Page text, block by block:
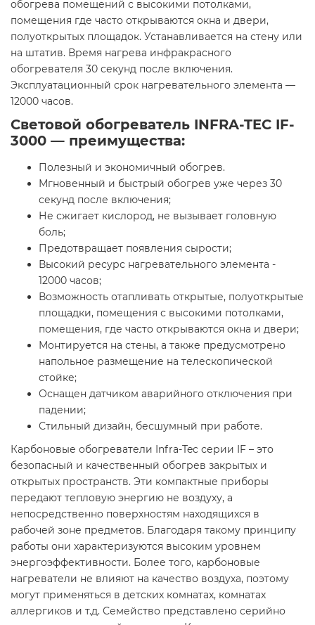
обогрева помещений с высокими потолками,
помещения где часто открываются окна и двери,
полуоткрытых площадок. Устанавливается на стену или
на штатив. Время нагрева инфракрасного
обогревателя 30 секунд после включения.
Эксплуатационный срок нагревательного элемента —
12000 часов.
Световой обогреватель INFRA-TEC IF-
3000 — преимущества:
Полезный и экономичный обогрев.
Мгновенный и быстрый обогрев уже через 30
секунд после включения;
Не сжигает кислород, не вызывает головную
боль;
Предотвращает появления сырости;
Высокий ресурс нагревательного элемента -
12000 часов;
Возможность отапливать открытые, полуоткрытые
площадки, помещения с высокими потолками,
помещения, где часто открываются окна и двери;
Монтируется на стены, а также предусмотрено
напольное размещение на телескопической
стойке;
Оснащен датчиком аварийного отключения при
падении;
Стильный дизайн, бесшумный при работе.
Карбоновые обогреватели Infra-Tec серии IF – это
безопасный и качественный обогрев закрытых и
открытых пространств. Эти компактные приборы
передают тепловую энергию не воздуху, а
непосредственно поверхностям находящихся в
рабочей зоне предметов. Благодаря такому принципу
работы они характеризуются высоким уровнем
энергоэффективности. Более того, карбоновые
нагреватели не влияют на качество воздуха, поэтому
могут применяться в детских комнатах, комнатах
аллергиков и т.д. Семейство представлено серийно